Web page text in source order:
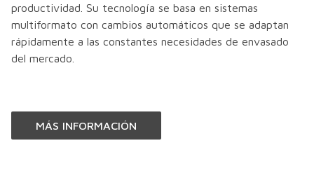
productividad. Su tecnología se basa en sistemas
multiformato con cambios automáticos que se adaptan
rápidamente a las constantes necesidades de envasado
del mercado.
MÁS INFORMACIÓN